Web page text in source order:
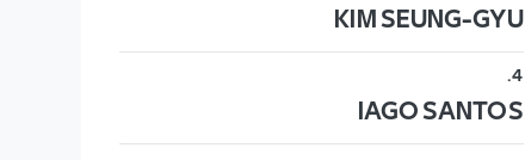
KIM SEUNG-GYU
4
.
IAGO SANTOS